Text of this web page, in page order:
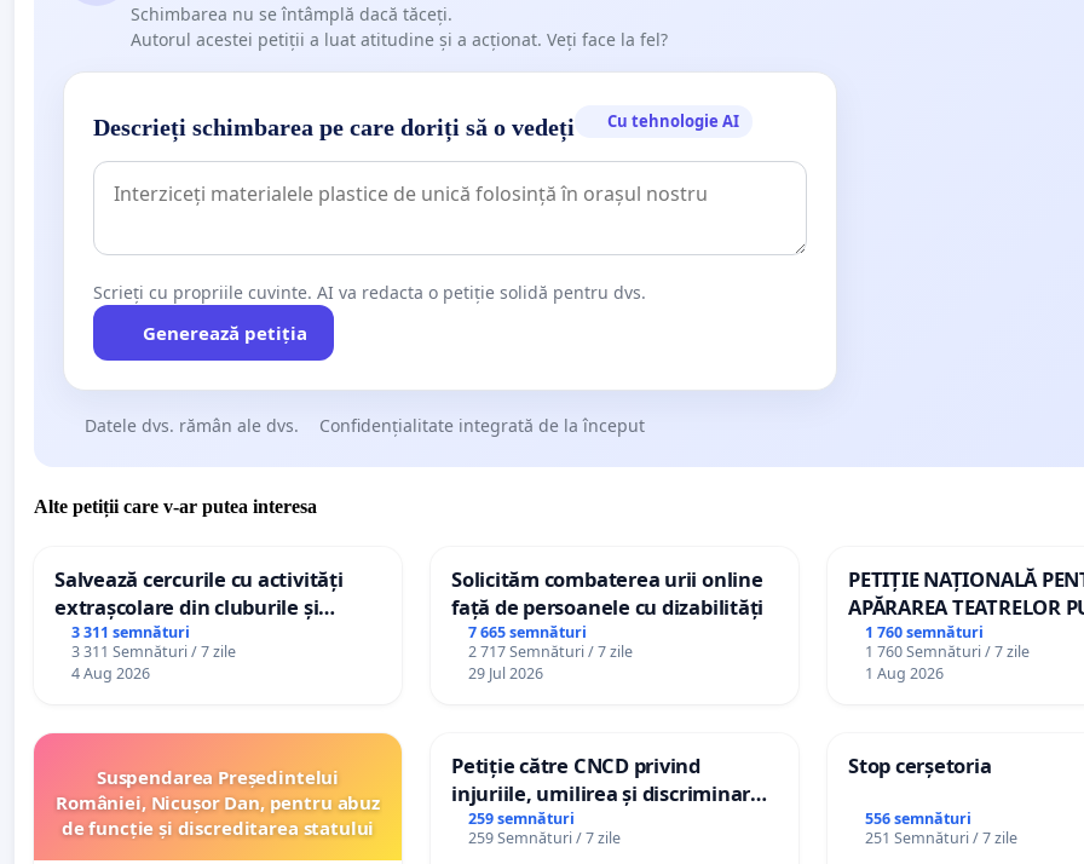
Schimbarea nu se întâmplă dacă tăceți.
Autorul acestei petiții a luat atitudine și a acționat. Veți face la fel?
Descrieți schimbarea pe care doriți să o vedeți Cu tehnologie AI
Scrieți cu propriile cuvinte. AI va redacta o petiție solidă pentru dvs.
Generează petiția
Datele dvs. rămân ale dvs. Confidențialitate integrată de la început
Alte petiții care v-ar putea interesa
Salvează cercurile cu activități
extrașcolare din cluburile și
palatele copiilor
3 311 semnături
3 311 Semnături / 7 zile
4 Aug 2026
Solicităm combaterea urii online
față de persoanele cu dizabilități
7 665 semnături
2 717 Semnături / 7 zile
29 Jul 2026
PETIȚIE NAȚIONALĂ
APĂRAREA TEATRELOR
DE REPERTORIU DIN
1 760 semnături
1 760 Semnături / 7 zile
1 Aug 2026
Suspendarea Președintelui
României, Nicușor Dan, pentru abuz
de funcție și discreditarea statului
Petiție către CNCD privind
injuriile, umilirea și discriminarea
persoanelor cu dizabilități de
către utilizatorul TikTok „Gorici”
259 semnături
259 Semnături / 7 zile
Stop cerșetoria
556 semnături
251 Semnături / 7 zile